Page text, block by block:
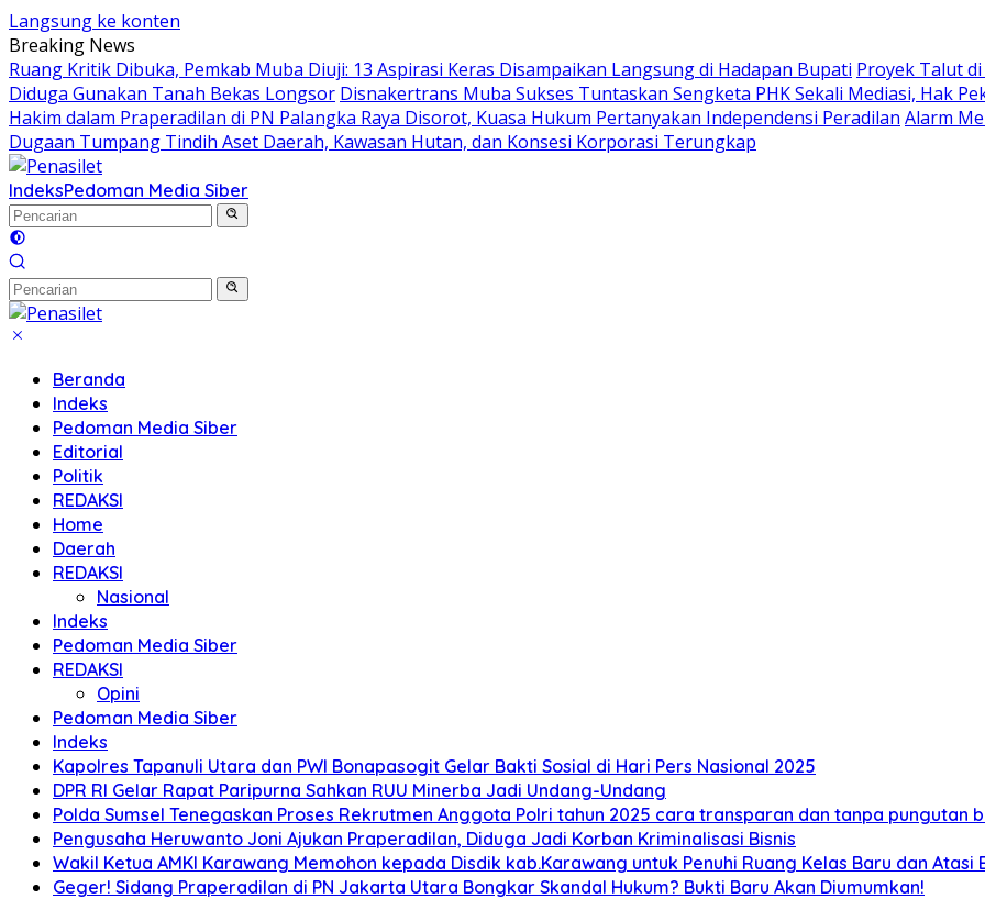
Langsung ke konten
Breaking News
Ruang Kritik Dibuka, Pemkab Muba Diuji: 13 Aspirasi Keras Disampaikan Langsung di Hadapan Bupati Proyek Talut
Diduga Gunakan Tanah Bekas Longsor Disnakertrans Muba Sukses Tuntaskan Sengketa PHK Sekali Mediasi, Hak
Hakim dalam Praperadilan di PN Palangka Raya Disorot, Kuasa Hukum Pertanyakan Independensi Peradilan Alarm
Dugaan Tumpang Tindih Aset Daerah, Kawasan Hutan, dan Konsesi Korporasi Terungkap
IndeksPedoman Media Siber
Beranda
Indeks
Pedoman Media Siber
Editorial
Politik
REDAKSI
Home
Daerah
REDAKSI
Nasional
Indeks
Pedoman Media Siber
REDAKSI
Opini
Pedoman Media Siber
Indeks
Kapolres Tapanuli Utara dan PWI Bonapasogit Gelar Bakti Sosial di Hari Pers Nasional 2025
DPR RI Gelar Rapat Paripurna Sahkan RUU Minerba Jadi Undang-Undang
Polda Sumsel Tenegaskan Proses Rekrutmen Anggota Polri tahun 2025 cara transparan dan tanpa pungutan
Pengusaha Heruwanto Joni Ajukan Praperadilan, Diduga Jadi Korban Kriminalisasi Bisnis
Wakil Ketua AMKI Karawang Memohon kepada Disdik kab.Karawang untuk Penuhi Ruang Kelas Baru dan Atasi
Geger! Sidang Praperadilan di PN Jakarta Utara Bongkar Skandal Hukum? Bukti Baru Akan Diumumkan!